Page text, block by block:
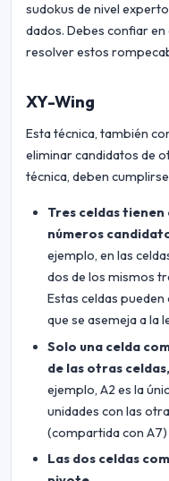
sudokus de nivel
dados. Debes confiar
resolver estos
XY-Wing
Esta técnica, también
eliminar candidatos de
técnica, deben
Tres celdas tienen
números
ejemplo, en las
dos de los mismos
Estas celdas
que se asemeja a la
Solo una celda
de las otras
ejemplo, A2 es la
unidades con las
(compartida con A7)
Las dos celdas